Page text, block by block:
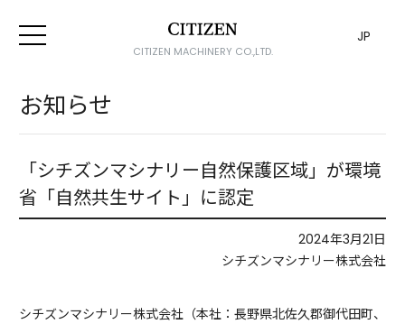
CITIZEN MACHINERY CO.,LTD.
JP
お知らせ
「シチズンマシナリー自然保護区域」が環境
省「自然共生サイト」に認定
2024年3月21日
シチズンマシナリー株式会社
シチズンマシナリー株式会社（本社：長野県北佐久郡御代田町、